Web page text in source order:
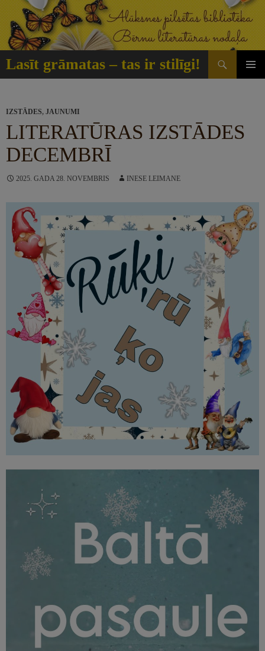
Doties
saturu
Lasīt grāmatas – tas ir stilīgi!
Meklēt
IZSTĀDES, JAUNUMI
LITERATŪRAS IZSTĀDES
DECEMBRĪ
2025. GADA 28. NOVEMBRIS INESE LEIMANE